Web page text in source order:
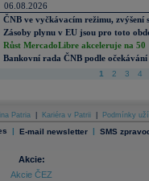
06.08.2026
ČNB ve vyčkávacím režimu, zvýšení
Zásoby plynu v EU jsou pro toto
Růst MercadoLibre akceleruje na
Bankovní rada ČNB podle
1 2 3 4
Patria Kariéra v Patrii Podmínky
| E-mail newsletter | SMS
Akcie:
Akcie ČEZ